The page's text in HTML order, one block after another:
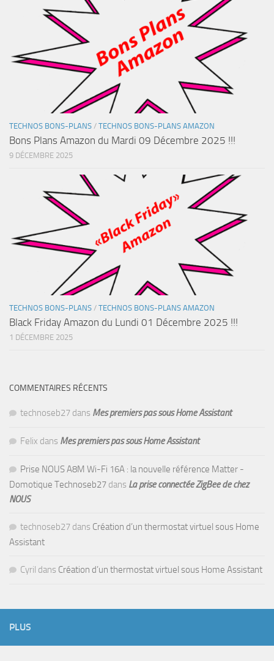
TECHNOS BONS-PLANS / TECHNOS BONS-PLANS AMAZON
Bons Plans Amazon du Mardi 09 Décembre 2025 !!!
9 DÉCEMBRE 2025
TECHNOS BONS-PLANS / TECHNOS BONS-PLANS AMAZON
Black Friday Amazon du Lundi 01 Décembre 2025 !!!
1 DÉCEMBRE 2025
COMMENTAIRES RÉCENTS
technoseb27 dans Mes premiers pas sous Home Assistant
Felix dans Mes premiers pas sous Home Assistant
Prise NOUS A8M Wi-Fi 16A : la nouvelle référence Matter -
Domotique Technoseb27 dans La prise connectée ZigBee de chez
NOUS
technoseb27 dans Création d’un thermostat virtuel sous Home
Assistant
Cyril dans Création d’un thermostat virtuel sous Home Assistant
PLUS